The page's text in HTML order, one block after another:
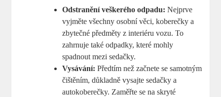
Odstranění veškerého odpadu: Nejprve
vyjměte všechny osobní věci, koberečky a
zbytečné předměty z interiéru vozu. To
zahrnuje také odpadky, které mohly
spadnout mezi sedačky.
Vysávání: Předtím než začnete se samotným
čištěním, důkladně vysajte sedačky a
autokoberečky. Zaměřte se na skryté